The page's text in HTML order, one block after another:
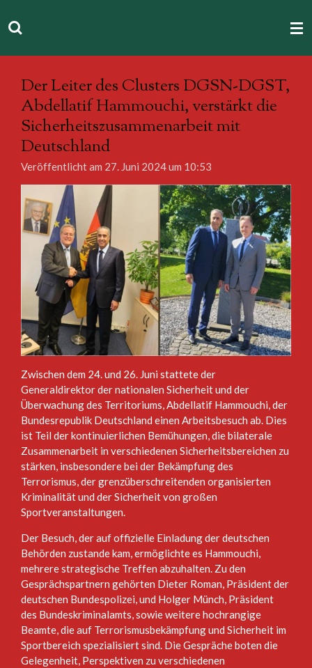
Hauptinhalt
Der Leiter des Clusters DGSN-DGST,
Abdellatif Hammouchi, verstärkt die
Sicherheitszusammenarbeit mit
Deutschland
Veröffentlicht am 27. Juni 2024 um 10:53
Zwischen dem 24. und 26. Juni stattete der
Generaldirektor der nationalen Sicherheit und der
Überwachung des Territoriums, Abdellatif Hammouchi, der
Bundesrepublik Deutschland einen Arbeitsbesuch ab. Dies
ist Teil der kontinuierlichen Bemühungen, die bilaterale
Zusammenarbeit in verschiedenen Sicherheitsbereichen zu
stärken, insbesondere bei der Bekämpfung des
Terrorismus, der grenzüberschreitenden organisierten
Kriminalität und der Sicherheit von großen
Sportveranstaltungen.
Der Besuch, der auf offizielle Einladung der deutschen
Behörden zustande kam, ermöglichte es Hammouchi,
mehrere strategische Treffen abzuhalten. Zu den
Gesprächspartnern gehörten Dieter Roman, Präsident der
deutschen Bundespolizei, und Holger Münch, Präsident
des Bundeskriminalamts, sowie weitere hochrangige
Beamte, die auf Terrorismusbekämpfung und Sicherheit im
Sportbereich spezialisiert sind. Die Gespräche boten die
Gelegenheit, Perspektiven zu verschiedenen